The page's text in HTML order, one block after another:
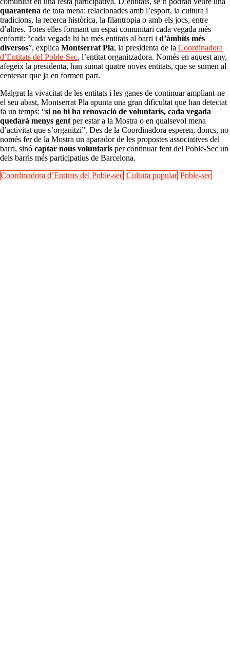
quarantena de tota mena: relacionades amb l’esport, la cultura i
tradicions, la recerca històrica, la filantropia o amb els jocs, entre
d’altres. Totes elles formant un espai comunitari cada vegada més
enfortit: “cada vegada hi ha més entitats al barri i d’àmbits més
diversos”, explica Montserrat Pla, la presidenta de la Coordinadora
d’Entitats del Poble-Sec, l’entitat organitzadora. Només en aquest any,
afegeix la presidenta, han sumat quatre noves entitats, que se sumen al
centenar que ja en formen part.
Malgrat la vivacitat de les entitats i les ganes de continuar ampliant-ne
el seu abast, Montserrat Pla apunta una gran dificultat que han detectat
fa un temps: “si no hi ha renovació de voluntaris, cada vegada
quedarà menys gentper estar a la Mostra o en qualsevol mena
d’activitat que s’organitzi”. Des de la Coordinadora esperen, doncs, no
només fer de la Mostra un aparador de les propostes associatives del
barri, sinó captar nous voluntaris per continuar fent del Poble-Sec un
dels barris més participatius de Barcelona.
Coordinadora d’Entitats del Poble-sec Cultura popular Poble-sec